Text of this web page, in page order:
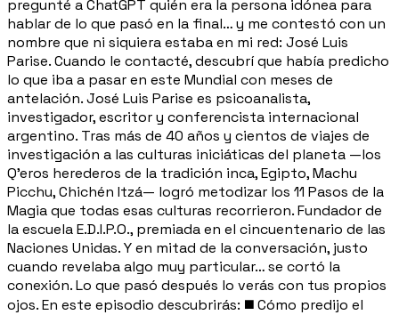
pregunté a ChatGPT quién era la persona idónea para
hablar de lo que pasó en la final… y me contestó con un
nombre que ni siquiera estaba en mi red: José Luis
Parise. Cuando le contacté, descubrí que había predicho
lo que iba a pasar en este Mundial con meses de
antelación. José Luis Parise es psicoanalista,
investigador, escritor y conferencista internacional
argentino. Tras más de 40 años y cientos de viajes de
investigación a las culturas iniciáticas del planeta —los
Q'eros herederos de la tradición inca, Egipto, Machu
Picchu, Chichén Itzá— logró metodizar los 11 Pasos de la
Magia que todas esas culturas recorrieron. Fundador de
la escuela E.D.I.P.O., premiada en el cincuentenario de las
Naciones Unidas. Y en mitad de la conversación, justo
cuando revelaba algo muy particular… se cortó la
conexión. Lo que pasó después lo verás con tus propios
ojos. En este episodio descubrirás: ◼️ Cómo predijo el